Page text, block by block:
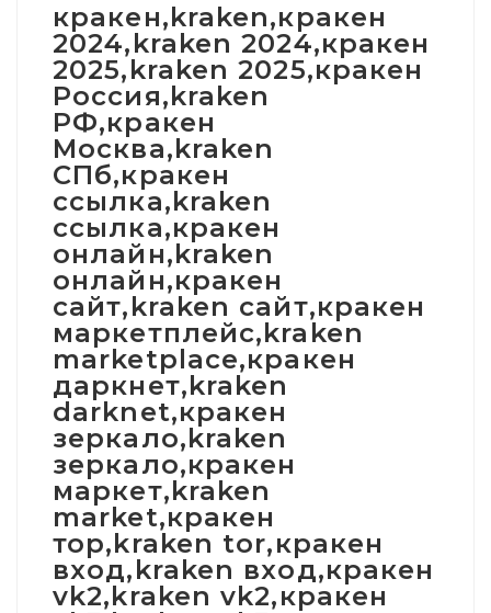
кракен,kraken,кракен
2024,kraken 2024,кракен
2025,kraken 2025,кракен
Россия,kraken
РФ,кракен
Москва,kraken
СПб,кракен
ссылка,kraken
ссылка,кракен
онлайн,kraken
онлайн,кракен
сайт,kraken сайт,кракен
маркетплейс,kraken
marketplace,кракен
даркнет,kraken
darknet,кракен
зеркало,kraken
зеркало,кракен
маркет,kraken
market,кракен
тор,kraken tor,кракен
вход,kraken вход,кракен
vk2,kraken vk2,кракен